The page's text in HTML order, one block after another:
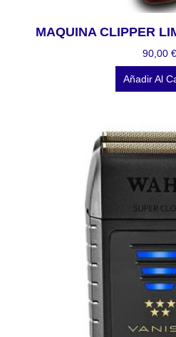
MAQUINA CLIPPER
90,00 €
Añadir Al